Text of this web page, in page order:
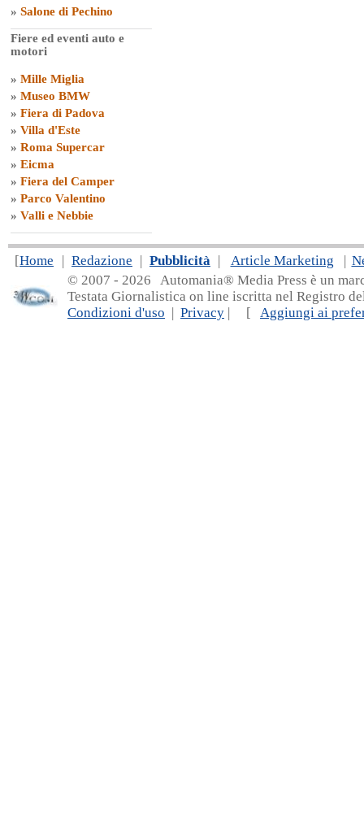
» Salone di Pechino
Fiere ed eventi auto e
motori
» Mille Miglia
» Museo BMW
» Fiera di Padova
» Villa d'Este
» Roma Supercar
» Eicma
» Fiera del Camper
» Parco Valentino
» Valli e Nebbie
[Home | Redazione | Pubblicità | Article Marketing |
© 2007 - 2026 Automania® Media Press è un
Testata Giornalistica on line iscritta nel Registro
Condizioni d'uso | Privacy | [ Aggiungi ai